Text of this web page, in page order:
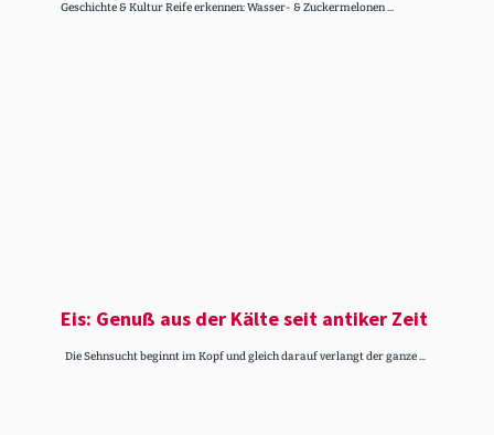
Geschichte & Kultur Reife erkennen: Wasser- & Zuckermelonen ...
Eis: Genuß aus der Kälte seit antiker Zeit
Die Sehnsucht beginnt im Kopf und gleich darauf verlangt der ganze ...